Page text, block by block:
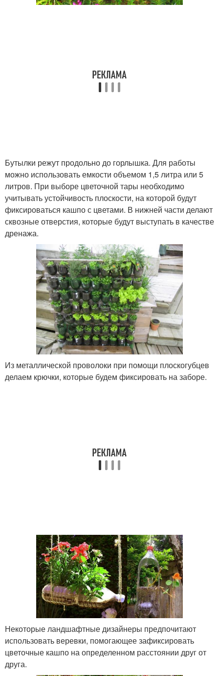
Бутылки режут продольно до горлышка. Для работы
можно использовать емкости объемом 1,5 литра или 5
литров. При выборе цветочной тары необходимо
учитывать устойчивость плоскости, на которой будут
фиксироваться кашпо с цветами. В нижней части делают
сквозные отверстия, которые будут выступать в качестве
дренажа.
Из металлической проволоки при помощи плоскогубцев
делаем крючки, которые будем фиксировать на заборе.
Некоторые ландшафтные дизайнеры предпочитают
использовать веревки, помогающее зафиксировать
цветочные кашпо на определенном расстоянии друг от
друга.